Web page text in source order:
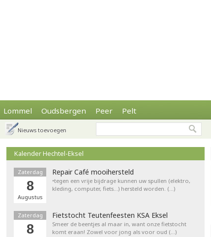
Lommel Oudsbergen Peer Pelt
Nieuws toevoegen
Kalender Hechtel-Eksel
Zaterdag
8
Augustus
Repair Café mooihersteld
•tegen een vrije bijdrage kunnen uw spullen (elektro,
kleding, computer, fiets…) hersteld worden. (…)
Zaterdag
8
Fietstocht Teutenfeesten KSA Eksel
Smeer de beentjes al maar in, want onze fietstocht
komt eraan! Zowel voor jong als voor oud (…)